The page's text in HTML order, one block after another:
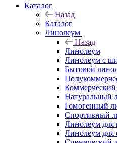
Каталог
Назад
Каталог
Линолеум
Назад
Линолеум
Линолеум с
Бытовой
Натуральный
Гомогенный
Спортивный
Линолеум для
Линолеум для